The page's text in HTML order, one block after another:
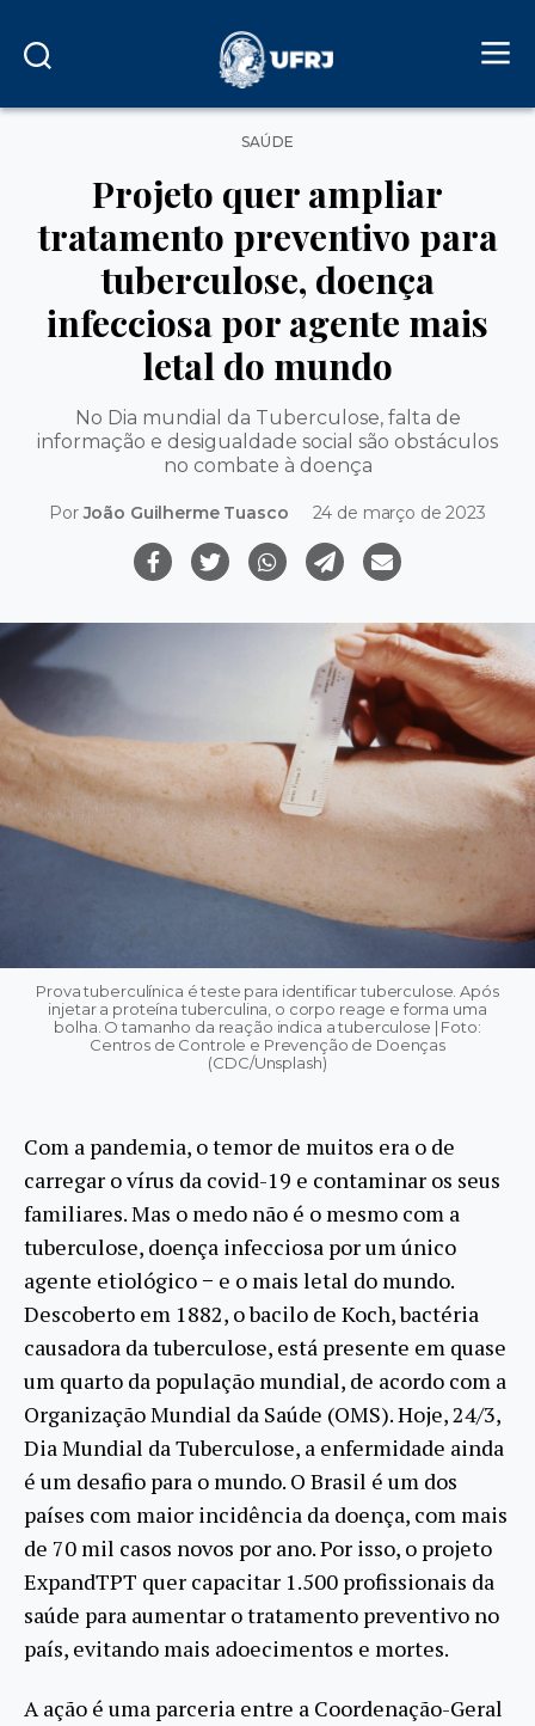
Categorias
SAÚDE
Projeto quer ampliar
tratamento preventivo para
tuberculose, doença
infecciosa por agente mais
letal do mundo
No Dia mundial da Tuberculose, falta de
informação e desigualdade social são obstáculos
no combate à doença
PorJoão Guilherme Tuasco 24 de março de 2023
Prova tuberculínica é teste para identificar tuberculose. Após
injetar a proteína tuberculina, o corpo reage e forma uma
bolha. O tamanho da reação indica a tuberculose | Foto:
Centros de Controle e Prevenção de Doenças
(CDC/Unsplash)
Com a pandemia, o temor de muitos era o de
carregar o vírus da covid-19 e contaminar os seus
familiares. Mas o medo não é o mesmo com a
tuberculose, doença infecciosa por um único
agente etiológico − e o mais letal do mundo.
Descoberto em 1882, o bacilo de Koch, bactéria
causadora da tuberculose, está presente em quase
um quarto da população mundial, de acordo com a
Organização Mundial da Saúde (OMS). Hoje, 24/3,
Dia Mundial da Tuberculose, a enfermidade ainda
é um desafio para o mundo. O Brasil é um dos
países com maior incidência da doença, com mais
de 70 mil casos novos por ano. Por isso, o projeto
ExpandTPT quer capacitar 1.500 profissionais da
saúde para aumentar o tratamento preventivo no
país, evitando mais adoecimentos e mortes.
A ação é uma parceria entre a Coordenação-Geral